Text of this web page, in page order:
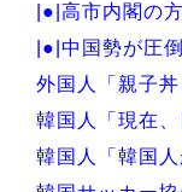
|●|高市内閣の
|●|中国勢が圧
外国人「親子
韓国人「現在
韓国人「韓国